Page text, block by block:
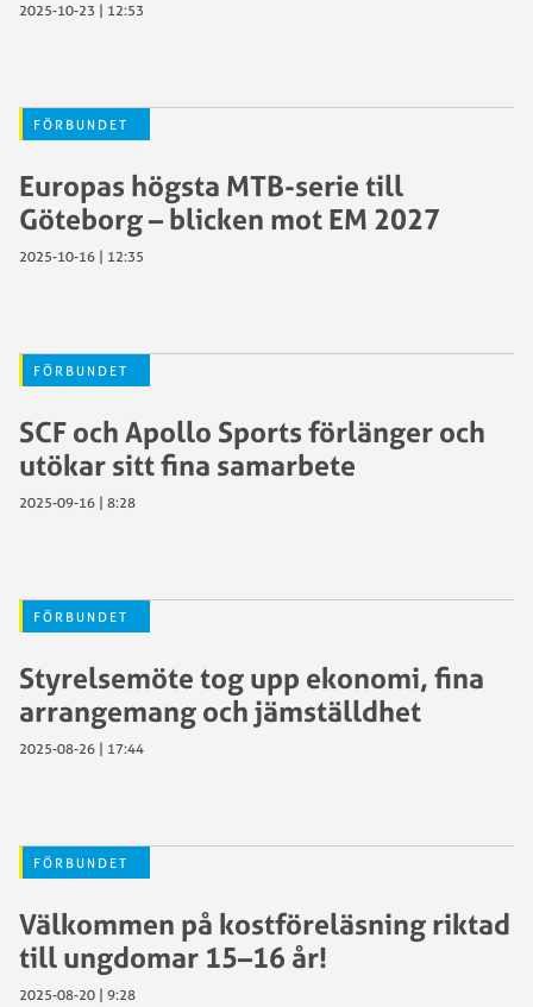
2025-10-23 | 12:53
FÖRBUNDET
Europas högsta MTB-serie till
Göteborg – blicken mot EM 2027
2025-10-16 | 12:35
FÖRBUNDET
SCF och Apollo Sports förlänger och
utökar sitt fina samarbete
2025-09-16 | 8:28
FÖRBUNDET
Styrelsemöte tog upp ekonomi, fina
arrangemang och jämställdhet
2025-08-26 | 17:44
FÖRBUNDET
Välkommen på kostföreläsning riktad
till ungdomar 15–16 år!
2025-08-20 | 9:28